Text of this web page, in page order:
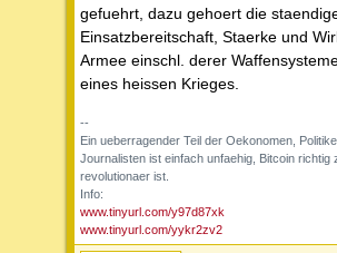
gefuehrt, dazu gehoert die
Einsatzbereitschaft, Staerke und
Armee einschl. derer
eines heissen Krieges.
--
Ein ueberragender Teil der Oekonomen,
Journalisten ist einfach unfaehig, Bitcoin
revolutionaer ist.
Info:
www.tinyurl.com/y97d87xk
www.tinyurl.com/yykr2zv2